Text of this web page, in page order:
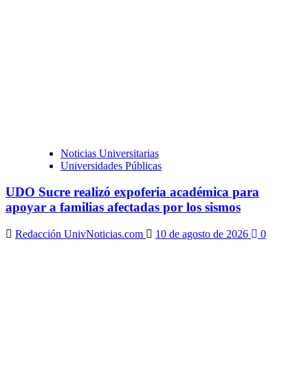
Noticias Universitarias
Universidades Públicas
UDO Sucre realizó expoferia académica para
apoyar a familias afectadas por los sismos
Redacción UnivNoticias.com 10 de agosto de 2026 0